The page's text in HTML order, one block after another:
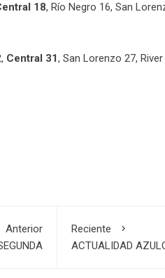
18, Río Negro 16, San
Central 31, San Lorenzo 27,
Anterior
Reciente
ACTUALIDAD